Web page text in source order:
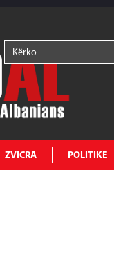
ZVICRA POLITIKE